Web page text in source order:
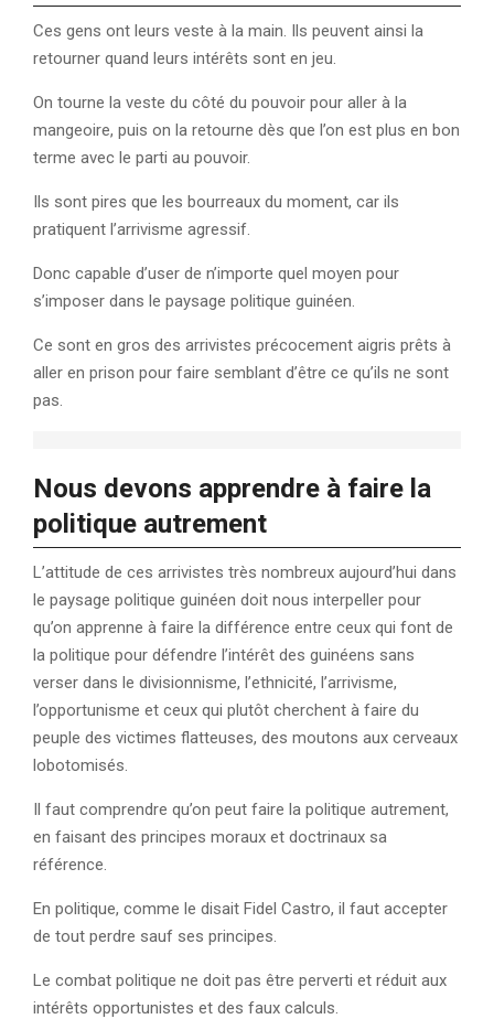
Ces gens ont leurs veste à la main. Ils peuvent ainsi la
retourner quand leurs intérêts sont en jeu.
On tourne la veste du côté du pouvoir pour aller à la
mangeoire, puis on la retourne dès que l’on est plus en bon
terme avec le parti au pouvoir.
Ils sont pires que les bourreaux du moment, car ils
pratiquent l’arrivisme agressif.
Donc capable d’user de n’importe quel moyen pour
s’imposer dans le paysage politique guinéen.
Ce sont en gros des arrivistes précocement aigris prêts à
aller en prison pour faire semblant d’être ce qu’ils ne sont
pas.
Nous devons apprendre à faire la
politique autrement
L’attitude de ces arrivistes très nombreux aujourd’hui dans
le paysage politique guinéen doit nous interpeller pour
qu’on apprenne à faire la différence entre ceux qui font de
la politique pour défendre l’intérêt des guinéens sans
verser dans le divisionnisme, l’ethnicité, l’arrivisme,
l’opportunisme et ceux qui plutôt cherchent à faire du
peuple des victimes flatteuses, des moutons aux cerveaux
lobotomisés.
Il faut comprendre qu’on peut faire la politique autrement,
en faisant des principes moraux et doctrinaux sa
référence.
En politique, comme le disait Fidel Castro, il faut accepter
de tout perdre sauf ses principes.
Le combat politique ne doit pas être perverti et réduit aux
intérêts opportunistes et des faux calculs.